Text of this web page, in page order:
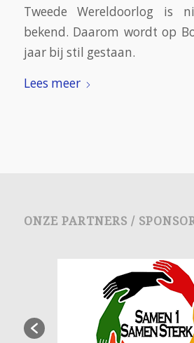
Tweede Wereldoorlog is
bekend. Daarom wordt op
jaar bij stil gestaan.
Lees meer
ONZE PARTNERS /